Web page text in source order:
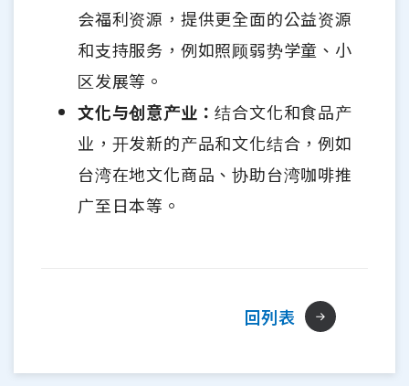
会福利资源，提供更全面的公益资源
和支持服务，例如照顾弱势学童、小
区发展等。
文化与创意产业：结合文化和食品产
业，开发新的产品和文化结合，例如
台湾在地文化商品、协助台湾咖啡推
广至日本等。
回列表